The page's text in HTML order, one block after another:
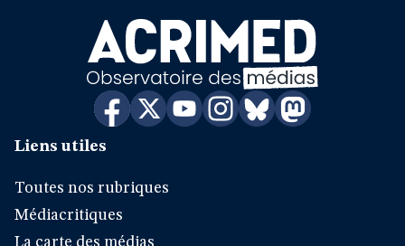
Liens utiles
Toutes nos rubriques
Médiacritiques
La carte des médias